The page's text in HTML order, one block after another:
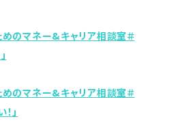
めのマネー&キャリア相談室＃
めのマネー&キャリア相談室＃
」